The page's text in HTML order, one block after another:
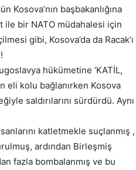
Kosova’nın başbakanlığına
ile bir NATO müdahalesi için
gibi, Kosova’da da Racak’ı
hükümetine ‘KATİL,
eli kolu bağlanırken Kosova
saldırılarını sürdürdü. Aynı
katletmekle suçlanmış ,
ardından Birleşmiş
fazla bombalanmış ve bu